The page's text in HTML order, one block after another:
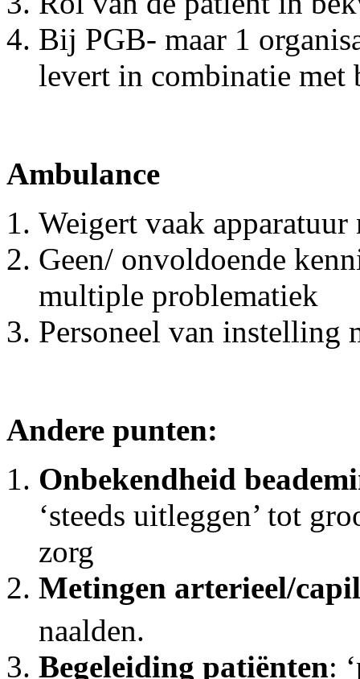
Bij PGB- maar 1
levert in combinatie met
Ambulance
Weigert vaak apparatuur
Geen/ onvoldoende
multiple problematiek
Personeel van instelling
Andere punten:
Onbekendheid
‘steeds uitleggen’ tot
zorg
Metingen arterieel/
naalden.
Begeleiding patiënten: